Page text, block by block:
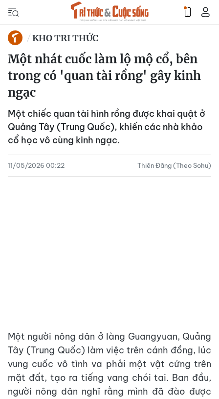
KHO TRI THỨC
Một nhát cuốc làm lộ mộ cổ, bên
trong có 'quan tài rồng' gây kinh
ngạc
Một chiếc quan tài hình rồng được khai quật ở
Quảng Tây (Trung Quốc), khiến các nhà khảo
cổ học vô cùng kinh ngạc.
11/05/2026 00:22 Thiên Đăng (Theo Sohu)
Một người nông dân ở làng Guangyuan, Quảng
Tây (Trung Quốc) làm việc trên cánh đồng, lúc
vung cuốc vô tình va phải một vật cứng trên
mặt đất, tạo ra tiếng vang chói tai. Ban đầu,
người nông dân nghĩ rằng mình đã đào được